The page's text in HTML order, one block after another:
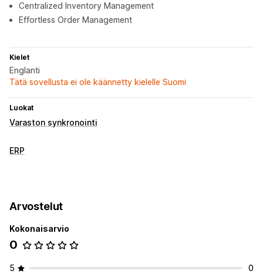
Centralized Inventory Management
Effortless Order Management
Kielet
Englanti
Tätä sovellusta ei ole käännetty kielelle Suomi
Luokat
Varaston synkronointi
ERP
Arvostelut
Kokonaisarvio
0
5
0